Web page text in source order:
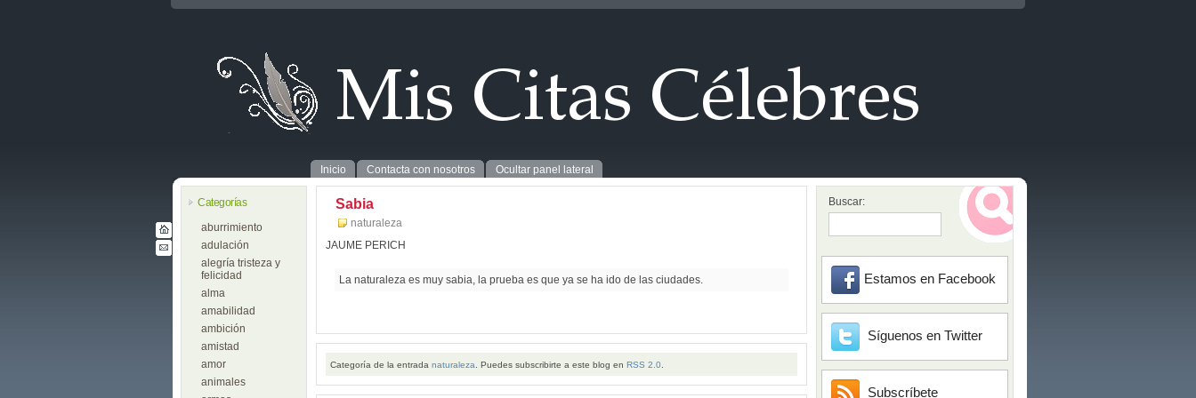
Inicio Contacta con nosotros Ocultar panel lateral
Categorías
aburrimiento
adulación
alegría tristeza y
felicidad
alma
amabilidad
ambición
amistad
amor
animales
Sabia
naturaleza
JAUME PERICH
La naturaleza es muy sabia, la prueba es que ya se ha ido de las ciudades.
Categoría de la entrada naturaleza . Puedes subscribirte a este blog en RSS 2.0
Buscar:
Estamos en Facebook
Síguenos en Twitter
Subscríbete